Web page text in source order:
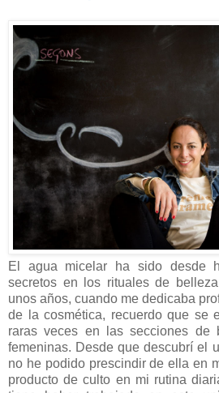
El agua micelar ha sido desde
secretos en los rituales de
unos años, cuando me dedicaba
de la cosmética, recuerdo que se
raras veces en las secciones de
femeninas. Desde que descubrí el
no he podido prescindir de ella en
producto de culto en mi rutina